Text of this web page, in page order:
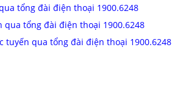
tổng đài điện thoại 1900.6248
tổng đài điện thoại 1900.6248
qua tổng đài điện thoại 1900.6248